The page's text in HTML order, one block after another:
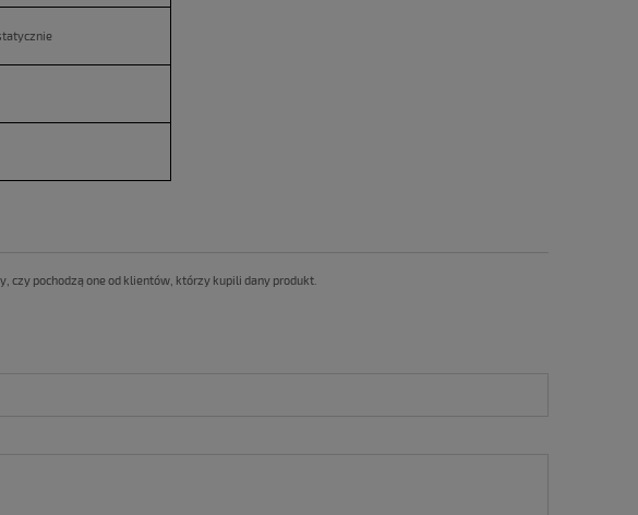
pochodzą one od klientów, którzy kupili dany produkt.